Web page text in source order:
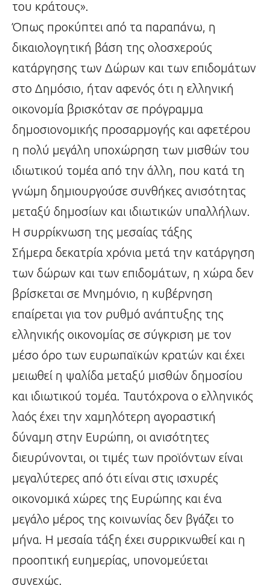
του κράτους».
Όπως προκύπτει από τα παραπάνω, η
δικαιολογητική βάση της ολοσχερούς
κατάργησης των Δώρων και των επιδομάτων
στο Δημόσιο, ήταν αφενός ότι η ελληνική
οικονομία βρισκόταν σε πρόγραμμα
δημοσιονομικής προσαρμογής και αφετέρου
η πολύ μεγάλη υποχώρηση των μισθών του
ιδιωτικού τομέα από την άλλη, που κατά τη
γνώμη δημιουργούσε συνθήκες ανισότητας
μεταξύ δημοσίων και ιδιωτικών υπαλλήλων.
Η συρρίκνωση της μεσαίας τάξης
Σήμερα δεκατρία χρόνια μετά την κατάργηση
των δώρων και των επιδομάτων, η χώρα δεν
βρίσκεται σε Μνημόνιο, η κυβέρνηση
επαίρεται για τον ρυθμό ανάπτυξης της
ελληνικής οικονομίας σε σύγκριση με τον
μέσο όρο των ευρωπαϊκών κρατών και έχει
μειωθεί η ψαλίδα μεταξύ μισθών δημοσίου
και ιδιωτικού τομέα. Ταυτόχρονα ο ελληνικός
λαός έχει την χαμηλότερη αγοραστική
δύναμη στην Ευρώπη, οι ανισότητες
διευρύνονται, οι τιμές των προϊόντων είναι
μεγαλύτερες από ότι είναι στις ισχυρές
οικονομικά χώρες της Ευρώπης και ένα
μεγάλο μέρος της κοινωνίας δεν βγάζει το
μήνα. Η μεσαία τάξη έχει συρρικνωθεί και η
προοπτική ευημερίας, υπονομεύεται
συνεχώς.